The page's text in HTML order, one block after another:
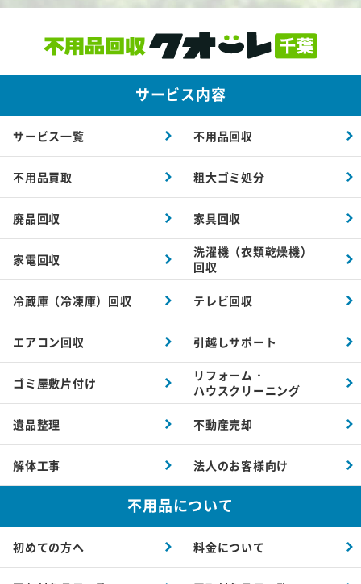
サービス内容
サービス一覧 不用品回収
不用品買取 粗大ゴミ処分
廃品回収 家具回収
家電回収
洗濯機（衣類乾燥機）
回収
冷蔵庫（冷凍庫）回収 テレビ回収
エアコン回収 引越しサポート
ゴミ屋敷片付け
リフォーム・
ハウスクリーニング
遺品整理 不動産売却
解体工事 法人のお客様向け
不用品について
初めての方へ 料金について